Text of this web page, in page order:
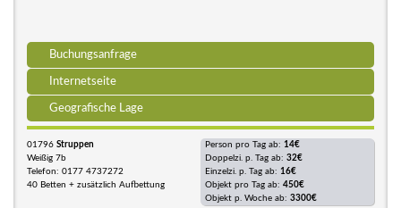
Buchungsanfrage
Internetseite
Geografische Lage
01796 Struppen
Weißig 7b
Telefon: 0177 4737272
40 Betten + zusätzlich Aufbettung
Person pro Tag ab: 14€
Doppelzi. p. Tag ab: 32€
Einzelzi. p. Tag ab: 16€
Objekt pro Tag ab: 450€
Objekt p. Woche ab: 3300€